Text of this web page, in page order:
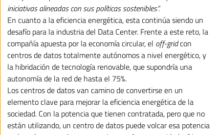
iniciativas alineadas con sus políticas sostenibles”.
En cuanto a la eficiencia energética, esta continúa siendo un
desafío para la industria del Data Center. Frente a este reto, la
compañía apuesta por la economía circular, el off-gridcon
centros de datos totalmente autónomos a nivel energético, y
la hibridación de tecnología renovable, que supondría una
autonomía de la red de hasta el 75%.
Los centros de datos van camino de convertirse en un
elemento clave para mejorar la eficiencia energética de la
sociedad. Con la potencia que tienen contratada, pero que no
están utilizando, un centro de datos puede volcar esa potencia